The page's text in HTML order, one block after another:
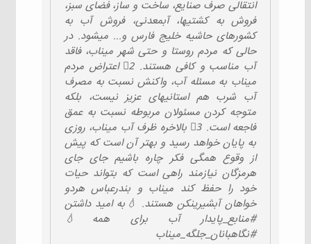
انتقالی صرف صنایع، ساخت و ساز، فضای سبز،
فروش به کشتیها، آبمعدنی، فروش آب به
کشورهای حاشیه خلیج فارس و... میشود. در
حالی که مردم روستا و حتی شهر میناب، فاقد
آب مناسب و کافی هستند. 2⃣ اعتراض مردم
میناب به مسئله آب، واکنش نسبت به مصرف
آب شرب هم استانیهای عزیز نیست، بلکه
متوجه کردن مسئولان مربوطه نسبت به عمق
فاجعه است. 3⃣ بالاخره ظرف آب میناب، روزی
به پایان خواهد رسید و بهتر آن است که پیش
از وقوع همگی فکر چاره باشیم جای جای
هرمزگان نیازمند راهی است که بتواند حیات
خود را حفظ کند میناب و بندرعباس هردو
خواهان آبشیرینکن هستند. 💧به امید داشتن
#منابع_پایدار آب برای همه💧
#نگاهبانان_جلگه_میناب